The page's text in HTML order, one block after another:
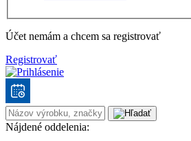
Účet nemám a chcem sa registrovať
Registrovať
Nájdené oddelenia: